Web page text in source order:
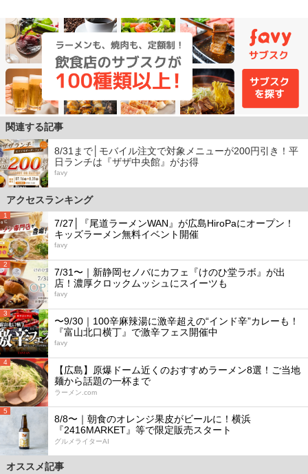
関連する記事
8/31まで│モバイル注文で対象メニューが200円引き！平
日ランチは『ザザ中央館』がお得
favy
アクセスランキング
1
7/27│『尾道ラーメンWAN』が広島HiroPaにオープン！
キッズラーメン無料イベント開催
favy
2
7/31〜｜新静岡セノバにカフェ『けのひ堂ラボ』が出
店！濃厚クロックムッシュにスイーツも
favy
3
〜9/30｜100辛麻辣湯に激辛超えの“インド辛”カレーも！
『富山北口横丁』で激辛フェス開催中
favy
4
【広島】原爆ドーム近くのおすすめラーメン8選！ご当地
麺から話題の一杯まで
ラーメン.com
5
8/8〜｜朝食のオレンジ果皮がビールに！横浜
『2416MARKET』等で限定販売スタート
グルメライターAI
オススメ記事